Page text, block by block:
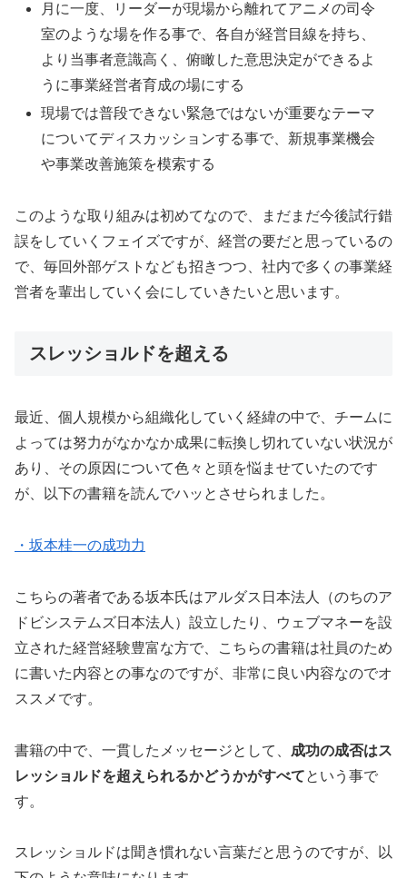
月に一度、リーダーが現場から離れてアニメの司令
室のような場を作る事で、各自が経営目線を持ち、
より当事者意識高く、俯瞰した意思決定ができるよ
うに事業経営者育成の場にする
現場では普段できない緊急ではないが重要なテーマ
についてディスカッションする事で、新規事業機会
や事業改善施策を模索する
このような取り組みは初めてなので、まだまだ今後試行錯
誤をしていくフェイズですが、経営の要だと思っているの
で、毎回外部ゲストなども招きつつ、社内で多くの事業経
営者を輩出していく会にしていきたいと思います。
スレッショルドを超える
最近、個人規模から組織化していく経緯の中で、チームに
よっては努力がなかなか成果に転換し切れていない状況が
あり、その原因について色々と頭を悩ませていたのです
が、以下の書籍を読んでハッとさせられました。
・坂本桂一の成功力
こちらの著者である坂本氏はアルダス日本法人（のちのア
ドビシステムズ日本法人）設立したり、ウェブマネーを設
立された経営経験豊富な方で、こちらの書籍は社員のため
に書いた内容との事なのですが、非常に良い内容なのでオ
ススメです。
書籍の中で、一貫したメッセージとして、 成功の成否はス
レッショルドを超えられるかどうかがすべてという事で
す。
スレッショルドは聞き慣れない言葉だと思うのですが、以